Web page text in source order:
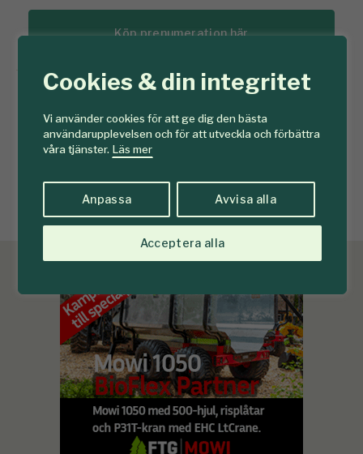
Cookies & din integritet
Vi använder cookies för att ge dig den bästa
användarupplevelsen och för att utveckla och förbättra
våra tjänster. Läs mer
Anpassa Avvisa alla
Acceptera alla
Köp prenumeration här
Redan prenumerant?
Prenumererar du redan på Tidningen Skogen? Då loggar du
in på ditt konto här:
Logga in